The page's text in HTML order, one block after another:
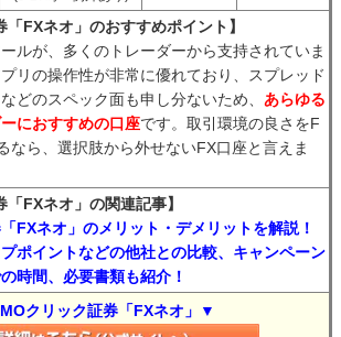
「FXネオ」のおすすめポイント】
ルが、多くのトレーダーから支持されていま
リの操作性が非常に優れており、スプレッド
どのスペック面も申し分ないため、 あらゆる
におすすめの口座です。取引環境の良さをF
なら、選択肢から外せないFX口座と言えま
「FXネオ」の関連記事】
FXネオ」のメリット・デメリットを解説！
ポイントなどの他社との比較、キャンペーン
時間、必要書類も紹介！
クリック証券「FXネオ」▼